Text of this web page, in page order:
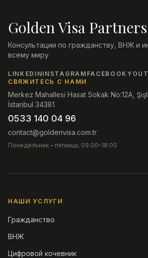
Golden Visa Partners
Консультации по гражданству, ВНЖ и
всему миру
LINKEDININSTAGRAM FACEBOOK
СВЯЖИТЕСЬ С НАМИ
Merkez Mahallesi Hasat Sokak No:12A, Şişli,
İstanbul 34381
0533 140 04 96
contact@goldenvisa.com.tr
Понедельник – пятница, 09:00–18:00
НАШИ УСЛУГИ
Гражданство
ВНЖ
Цифровой кочевник